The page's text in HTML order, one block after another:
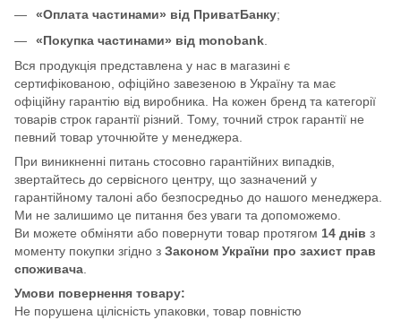
«Оплата частинами» від ПриватБанку;
«Покупка частинами» від monobank
Вся продукція представлена у нас в магазині є
сертифікованою, офіційно завезеною в Україну та має
офіційну гарантію від виробника. На кожен бренд та категорії
товарів строк гарантії різний. Тому, точний строк гарантії не
певний товар уточнюйте у менеджера.
При виникненні питань стосовно гарантійних випадків,
звертайтесь до сервісного центру, що зазначений у
гарантійному талоні або безпосредньо до нашого менеджера.
Ми не залишимо це питання без уваги та допоможемо.
Ви можете обміняти або повернути товар протягом 14 днів з
моменту покупки згідно з Законом України про захист прав
споживача
Умови повернення товару:
Не порушена цілісність упаковки, товар повністю